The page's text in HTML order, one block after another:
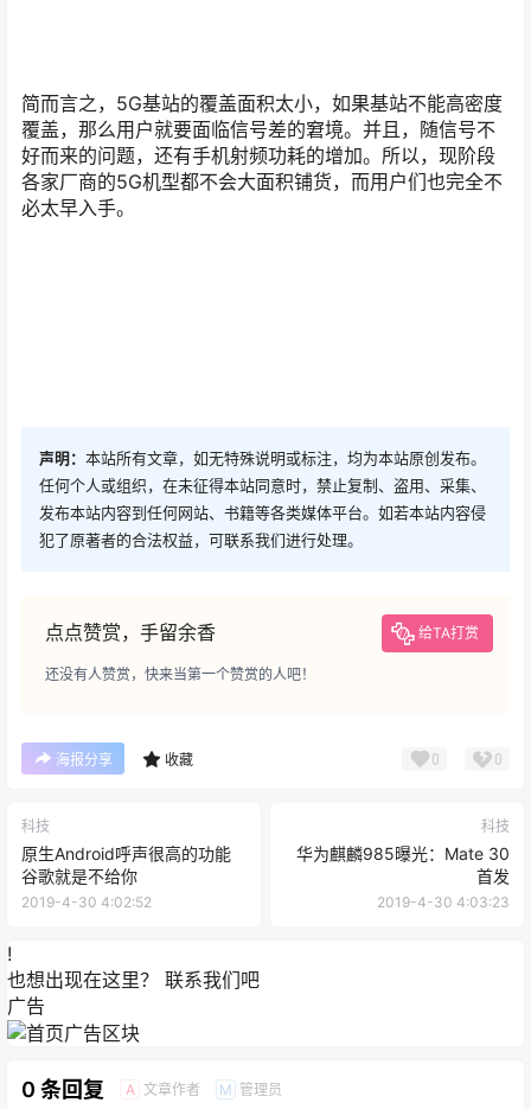
简而言之，5G基站的覆盖面积太小，如果基站不能高密度
覆盖，那么用户就要面临信号差的窘境。并且，随信号不
好而来的问题，还有手机射频功耗的增加。所以，现阶段
各家厂商的5G机型都不会大面积铺货，而用户们也完全不
必太早入手。
声明： 本站所有文章，如无特殊说明或标注，均为本站原创发布。
任何个人或组织，在未征得本站同意时，禁止复制、盗用、采集、
发布本站内容到任何网站、书籍等各类媒体平台。如若本站内容侵
犯了原著者的合法权益，可联系我们进行处理。
点点赞赏，手留余香 给TA打赏
还没有人赞赏，快来当第一个赞赏的人吧！
海报分享 收藏 0 0
科技
原生Android呼声很高的功能
谷歌就是不给你
2019-4-30 4:02:52
科技
华为麒麟985曝光：Mate 30
首发
2019-4-30 4:03:23
!
也想出现在这里？ 联系我们吧
广告
0 条回复 A 文章作者 M 管理员